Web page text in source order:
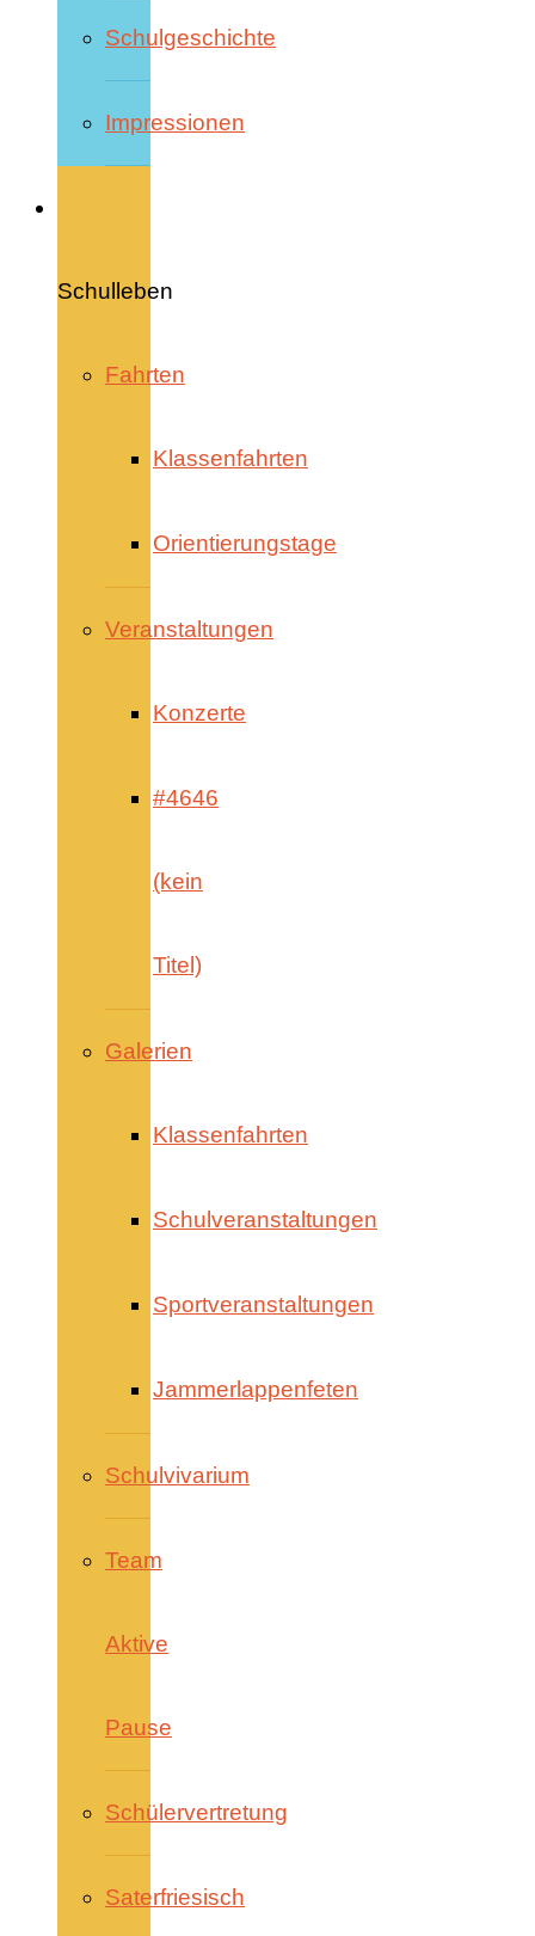
Schulgeschichte
Impressionen
Schulleben
Fahrten
Klassenfahrten
Orientierungstage
Veranstaltungen
Konzerte
#4646
(kein
Titel)
Galerien
Klassenfahrten
Schulveranstaltungen
Sportveranstaltungen
Jammerlappenfeten
Schulvivarium
Team
Aktive
Pause
Schülervertretung
Saterfriesisch